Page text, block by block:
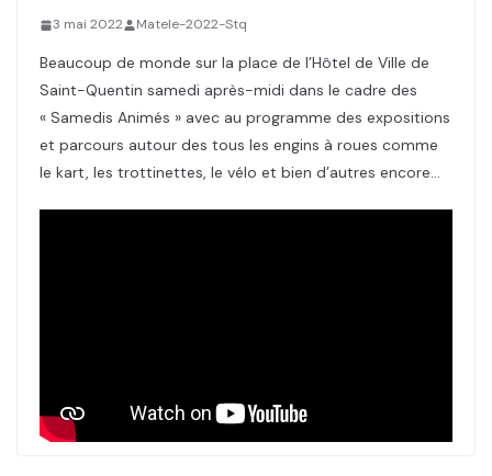
3 mai 2022 Matele-2022-Stq
Beaucoup de monde sur la place de l’Hôtel de Ville de
Saint-Quentin samedi après-midi dans le cadre des
« Samedis Animés » avec au programme des expositions
et parcours autour des tous les engins à roues comme
le kart, les trottinettes, le vélo et bien d’autres encore…